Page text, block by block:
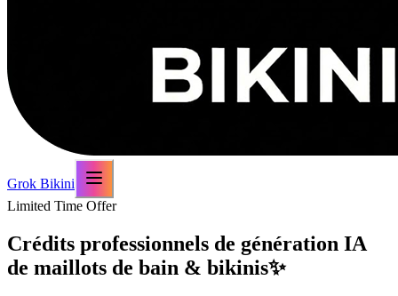
Grok Bikini
Limited Time Offer
Crédits professionnels de génération IA
de maillots de bain & bikinis✨